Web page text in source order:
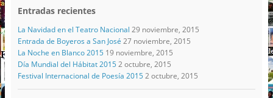
Entradas recientes
La Navidad en el Teatro Nacional 29 noviembre, 2015
Entrada de Boyeros a San José 27 noviembre, 2015
La Noche en Blanco 2015 19 noviembre, 2015
Día Mundial del Hábitat 2015 2 octubre, 2015
Festival Internacional de Poesía 2015 2 octubre, 2015